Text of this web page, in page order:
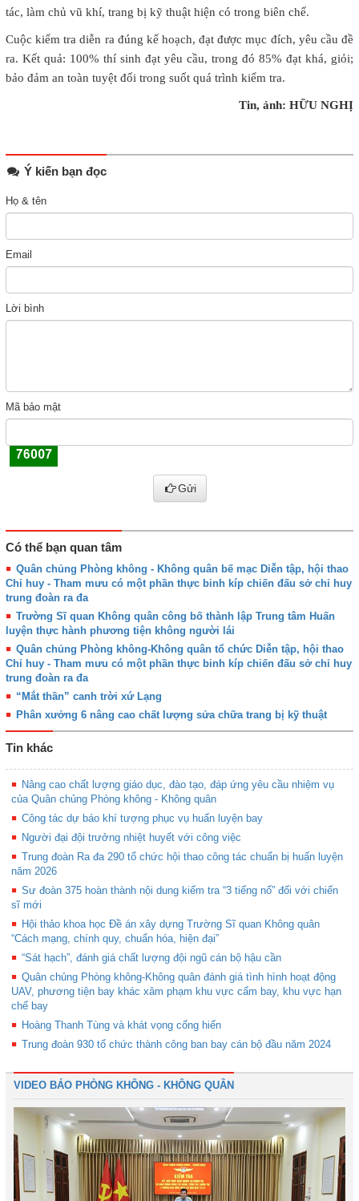
tác, làm chủ vũ khí, trang bị kỹ thuật hiện có trong biên chế.
Cuộc kiểm tra diễn ra đúng kế hoạch, đạt được mục đích, yêu cầu đề
ra. Kết quả: 100% thí sinh đạt yêu cầu, trong đó 85% đạt khá, giỏi;
bảo đảm an toàn tuyệt đối trong suốt quá trình kiểm tra.
Tin, ảnh: HỮU NGHỊ
Ý kiến bạn đọc
Họ & tên
Email
Lời bình
Mã bảo mật
Gửi
Có thể bạn quan tâm
Quân chủng Phòng không - Không quân bế mạc Diễn tập, hội thao
Chỉ huy - Tham mưu có một phần thực binh kíp chiến đấu sở chỉ huy
trung đoàn ra đa
Trường Sĩ quan Không quân công bố thành lập Trung tâm Huấn
luyện thực hành phương tiện không người lái
Quân chủng Phòng không-Không quân tổ chức Diễn tập, hội thao
Chỉ huy - Tham mưu có một phần thực binh kíp chiến đấu sở chỉ huy
trung đoàn ra đa
“Mắt thần” canh trời xứ Lạng
Phân xưởng 6 nâng cao chất lượng sửa chữa trang bị kỹ thuật
Tin khác
Nâng cao chất lượng giáo dục, đào tạo, đáp ứng yêu cầu nhiệm vụ
của Quân chủng Phòng không - Không quân
Công tác dự báo khí tượng phục vụ huấn luyện bay
Người đại đội trưởng nhiệt huyết với công việc
Trung đoàn Ra đa 290 tổ chức hội thao công tác chuẩn bị huấn luyện
năm 2026
Sư đoàn 375 hoàn thành nội dung kiểm tra “3 tiếng nổ” đối với chiến
sĩ mới
Hội thảo khoa học Đề án xây dựng Trường Sĩ quan Không quân
“Cách mạng, chính quy, chuẩn hóa, hiện đại”
“Sát hạch”, đánh giá chất lượng đội ngũ cán bộ hậu cần
Quân chủng Phòng không-Không quân đánh giá tình hình hoạt động
UAV, phương tiện bay khác xâm phạm khu vực cấm bay, khu vực hạn
chế bay
Hoàng Thanh Tùng và khát vọng cống hiến
Trung đoàn 930 tổ chức thành công ban bay cán bộ đầu năm 2024
VIDEO BÁO PHÒNG KHÔNG - KHÔNG QUÂN